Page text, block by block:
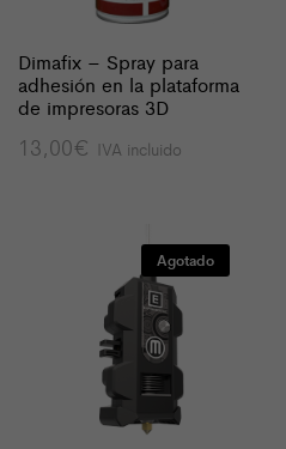
Dimafix – Spray para
adhesión en la plataforma
de impresoras 3D
13,00€ IVA incluido
Agotado